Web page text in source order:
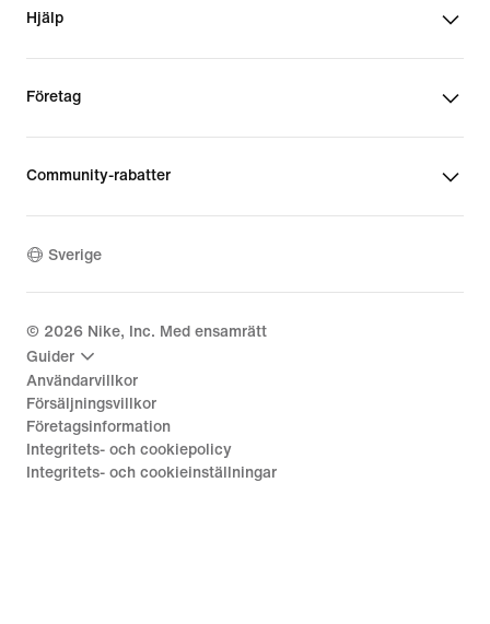
Hjälp
Företag
Community-rabatter
Sverige
© 2026 Nike, Inc. Med ensamrätt
Guider
Användarvillkor
Försäljningsvillkor
Företagsinformation
Integritets- och cookiepolicy
Integritets- och cookieinställningar